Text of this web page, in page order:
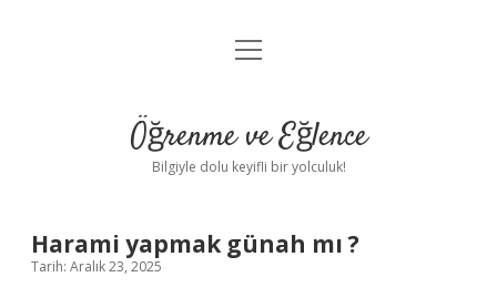
Anasayfa
Yasal Uyarı
menüyü
Öğrenme ve Eğlence
Bilgiyle dolu keyifli bir yolculuk!
Harami yapmak günah mı ?
Tarih: Aralık 23, 2025